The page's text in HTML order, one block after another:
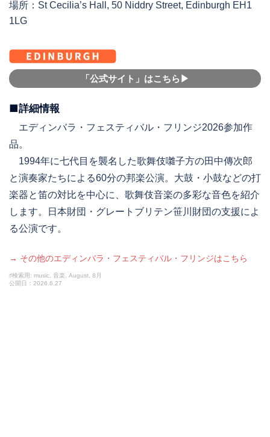
場所：St Cecilia’s Hall, 50 Niddry Street, Edinburgh EH1
1LG
「公式サイト」はこちら▶︎
■詳細情報
エディンバラ・フェスティバル・フリンジ2026参加作
品。
1994年に七代目を襲名した歌舞伎囃子方の田中傳次郎
と演奏家たちによる60分の邦楽公演。大鼓・小鼓などの打
楽器と笛の対比を中心に、歌舞伎音楽の多彩な音色を紹介
します。日本財団・グレートブリテン笹川財団の支援によ
る公演です。
→ その他のエディンバラ・フェスティバル・フリンジはこちら
♯検索用: music, 音楽, August, 8月
公開日：2026.6.27